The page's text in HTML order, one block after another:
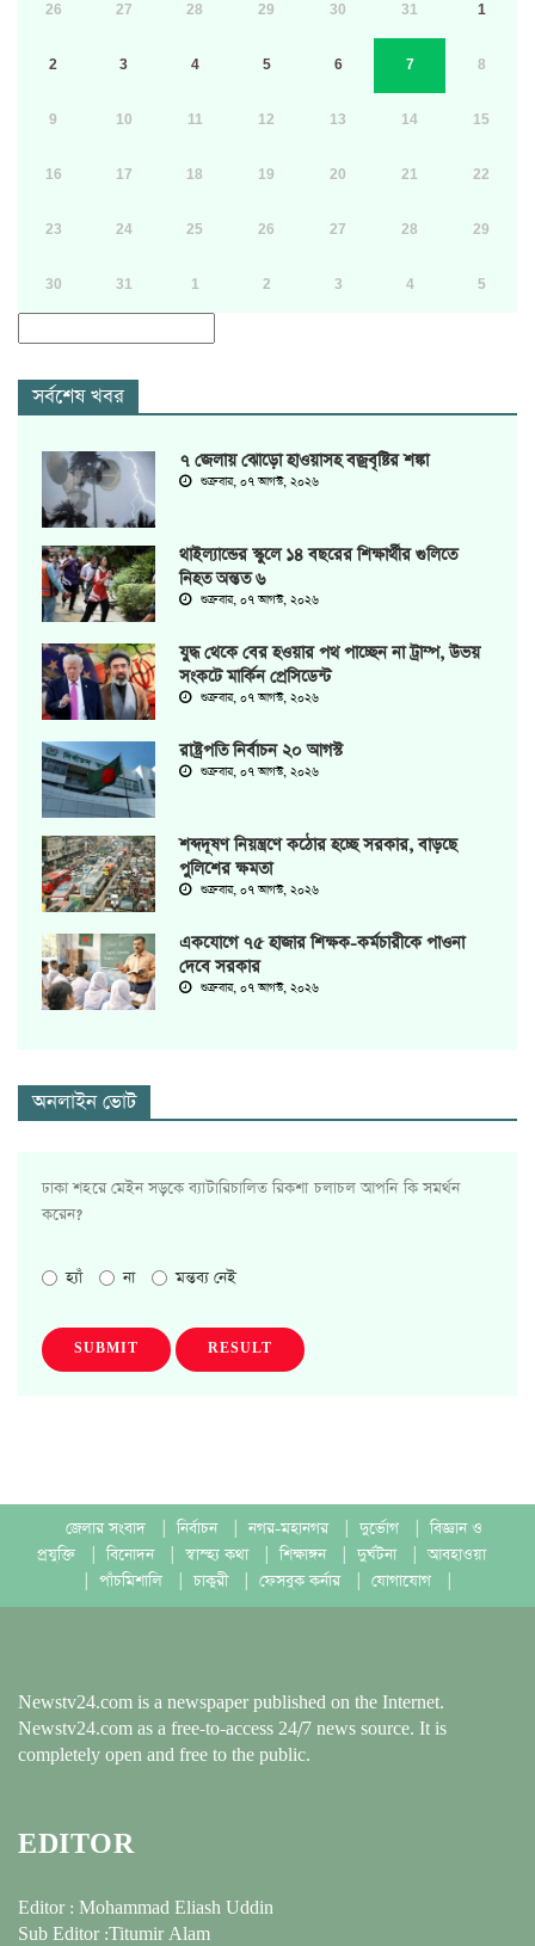
26 27 28 29 30 31 1
2 3 4 5 6 7 8
9 10 11 12 13 14 15
16 17 18 19 20 21 22
23 24 25 26 27 28 29
30 31 1 2 3 4 5
সর্বশেষ খবর
৭ জেলায় ঝোড়ো হাওয়াসহ বজ্রবৃষ্টির শঙ্কা
শুক্রবার, ০৭ আগস্ট, ২০২৬
থাইল্যান্ডের স্কুলে ১৪ বছরের শিক্ষার্থীর গুলিতে
নিহত অন্তত ৬
শুক্রবার, ০৭ আগস্ট, ২০২৬
যুদ্ধ থেকে বের হওয়ার পথ পাচ্ছেন না ট্রাম্প, উভয়
সংকটে মার্কিন প্রেসিডেন্ট
শুক্রবার, ০৭ আগস্ট, ২০২৬
রাষ্ট্রপতি নির্বাচন ২০ আগস্ট
শুক্রবার, ০৭ আগস্ট, ২০২৬
শব্দদূষণ নিয়ন্ত্রণে কঠোর হচ্ছে সরকার, বাড়ছে
পুলিশের ক্ষমতা
শুক্রবার, ০৭ আগস্ট, ২০২৬
একযোগে ৭৫ হাজার শিক্ষক-কর্মচারীকে পাওনা
দেবে সরকার
শুক্রবার, ০৭ আগস্ট, ২০২৬
অনলাইন ভোট
ঢাকা শহরে মেইন সড়কে ব্যাটারিচালিত রিকশা চলাচল আপনি কি সমর্থন
করেন?
হ্যাঁ না মন্তব্য নেই
SUBMIT RESULT
জেলার সংবাদ নির্বাচন নগর-মহানগর দুর্ভোগ
বিজ্ঞান ও
প্রযুক্তি
বিনোদন স্বাস্হ্য কথা শিক্ষাঙ্গন দুর্ঘটনা
আবহাওয়া
পাঁচমিশালি চাকুরী ফেসবুক কর্নার যোগাযোগ
Newstv24.com is a newspaper published on the Internet.
Newstv24.com as a free-to-access 24/7 news source. It is
completely open and free to the public.
EDITOR
Editor : Mohammad Eliash Uddin
Sub Editor :Titumir Alam